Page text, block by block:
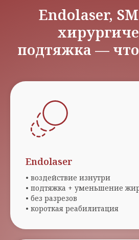
Endolaser,
подтяжка —
Endolaser
• воздействие изнутри
• подтяжка + уменьшение
• без разрезов
• короткая реабилитация